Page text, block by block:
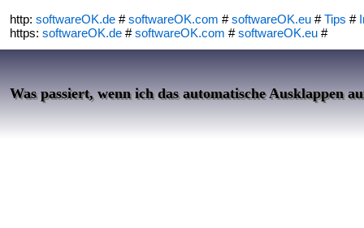
http: softwareOK.de #softwareOK.com #softwareOK.eu #Tips #
https: softwareOK.de #softwareOK.com #softwareOK.eu #
Was passiert, wenn ich das automatische Ausklappen